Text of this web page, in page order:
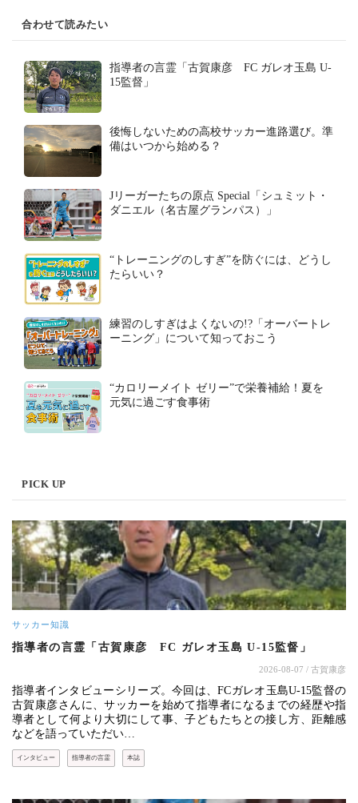
合わせて読みたい
指導者の言霊「古賀康彦 FC ガレオ玉島 U-
15監督」
後悔しないための高校サッカー進路選び。準
備はいつから始める？
Jリーガーたちの原点 Special「シュミット・
ダニエル（名古屋グランパス）」
“トレーニングのしすぎ”を防ぐには、どうし
たらいい？
練習のしすぎはよくないの!?「オーバートレ
ーニング」について知っておこう
“カロリーメイト ゼリー”で栄養補給！夏を
元気に過ごす食事術
PICK UP
サッカー知識
指導者の言霊「古賀康彦 FC ガレオ玉島 U-15監督」
2026-08-07 / 古賀康彦
指導者インタビューシリーズ。今回は、FCガレオ玉島U-15監督の
古賀康彦さんに、サッカーを始めて指導者になるまでの経歴や指
導者として何より大切にして事、子どもたちとの接し方、距離感
などを語っていただい…
インタビュー 指導者の言霊 本誌